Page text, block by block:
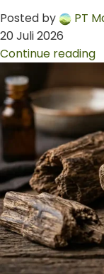
Posted by
PT
20 Juli 2026
Continue reading